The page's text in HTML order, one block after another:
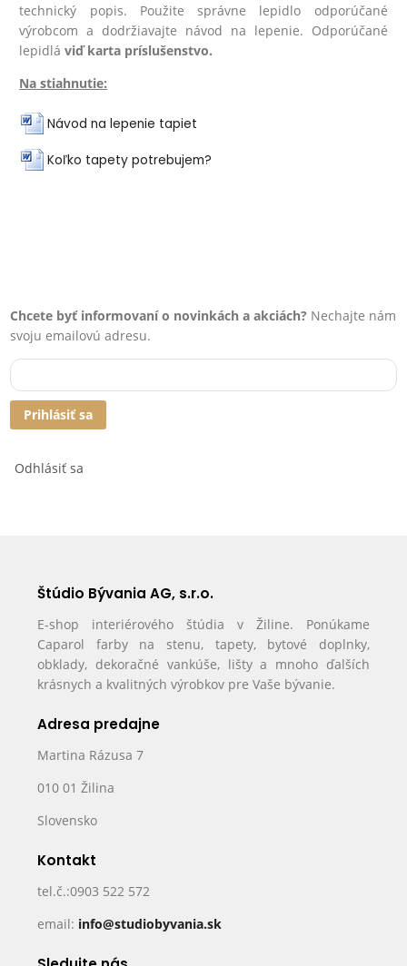
technický popis. Použite správne lepidlo odporúčané
výrobcom a dodržiavajte návod na lepenie. Odporúčané
lepidláviď karta príslušenstvo.
Na stiahnutie:
Návod na lepenie tapiet
Koľko tapety potrebujem?
Chcete byť informovaní o novinkách a akciách? Nechajte nám
svoju emailovú adresu.
Prihlásiť sa
Odhlásiť sa
Štúdio Bývania AG, s.r.o.
E-shop interiérového štúdia v Žiline. Ponúkame
Caparol farby na stenu, tapety, bytové doplnky,
obklady, dekoračné vankúše, lišty a mnoho ďalších
krásnych a kvalitných výrobkov pre Vaše bývanie.
Adresa predajne
Martina Rázusa 7
010 01 Žilina
Slovensko
Kontakt
tel.č.:0903 522 572
email: info@studiobyvania.sk